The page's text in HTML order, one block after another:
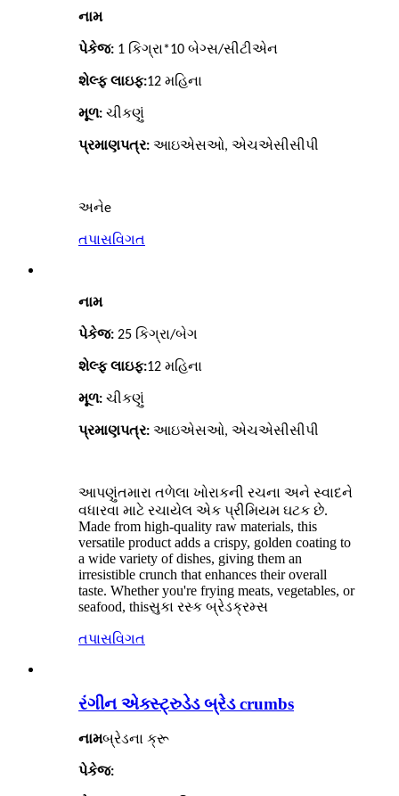
નામ
પેકેજ: 1 કિગ્રા*10 બેગ્સ/સીટીએન
શેલ્ફ લાઇફ:12 મહિના
મૂળ: ચીકણું
પ્રમાણપત્ર: આઇએસઓ, એચએસીસીપી
અનેe
તપાસવિગત
નામ
પેકેજ: 25 કિગ્રા/બેગ
શેલ્ફ લાઇફ:12 મહિના
મૂળ: ચીકણું
પ્રમાણપત્ર: આઇએસઓ, એચએસીસીપી
આપણુંતમારા તળેલા ખોરાકની રચના અને સ્વાદને
વધારવા માટે રચાયેલ એક પ્રીમિયમ ઘટક છે.
Made from high-quality raw materials, this
versatile product adds a crispy, golden coating to
a wide variety of dishes, giving them an
irresistible crunch that enhances their overall
taste. Whether you're frying meats, vegetables, or
seafood, thisસુકા રસ્ક બ્રેડક્રમ્સ
તપાસવિગત
રંગીન એક્સ્ટ્રુડેડ બ્રેડ crumbs
નામબ્રેડના ક્રૂ
પેકેજ: